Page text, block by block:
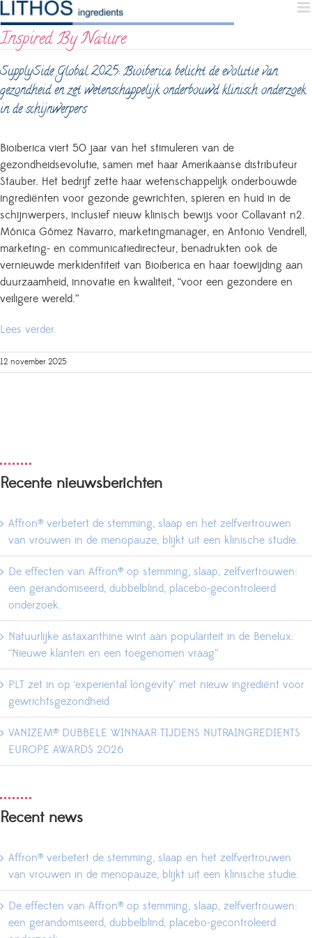
to
content
Inspired By Nature
SupplySide Global 2025: Bioiberica belicht de evolutie van
gezondheid en zet wetenschappelijk onderbouwd klinisch onderzoek
in de schijnwerpers
Bioiberica viert 50 jaar van het stimuleren van de
gezondheidsevolutie, samen met haar Amerikaanse distributeur
Stauber. Het bedrijf zette haar wetenschappelijk onderbouwde
ingrediënten voor gezonde gewrichten, spieren en huid in de
schijnwerpers, inclusief nieuw klinisch bewijs voor Collavant n2.
Mónica Gómez Navarro, marketingmanager, en Antonio Vendrell,
marketing- en communicatiedirecteur, benadrukten ook de
vernieuwde merkidentiteit van Bioiberica en haar toewijding aan
duurzaamheid, innovatie en kwaliteit, “voor een gezondere en
veiligere wereld.”
Lees verder.
12 november 2025
Recente nieuwsberichten
Affron® verbetert de stemming, slaap en het zelfvertrouwen
van vrouwen in de menopauze, blijkt uit een klinische studie.
De effecten van Affron® op stemming, slaap, zelfvertrouwen:
een gerandomiseerd, dubbelblind, placebo-gecontroleerd
onderzoek.
Natuurlijke astaxanthine wint aan populariteit in de Benelux:
“Nieuwe klanten en een toegenomen vraag”
PLT zet in op ‘experiental longevity’ met nieuw ingrediënt voor
gewrichtsgezondheid
VANIZEM® DUBBELE WINNAAR TIJDENS NUTRAINGREDIENTS
EUROPE AWARDS 2026
Recent news
Affron® verbetert de stemming, slaap en het zelfvertrouwen
van vrouwen in de menopauze, blijkt uit een klinische studie.
De effecten van Affron® op stemming, slaap, zelfvertrouwen:
een gerandomiseerd, dubbelblind, placebo-gecontroleerd